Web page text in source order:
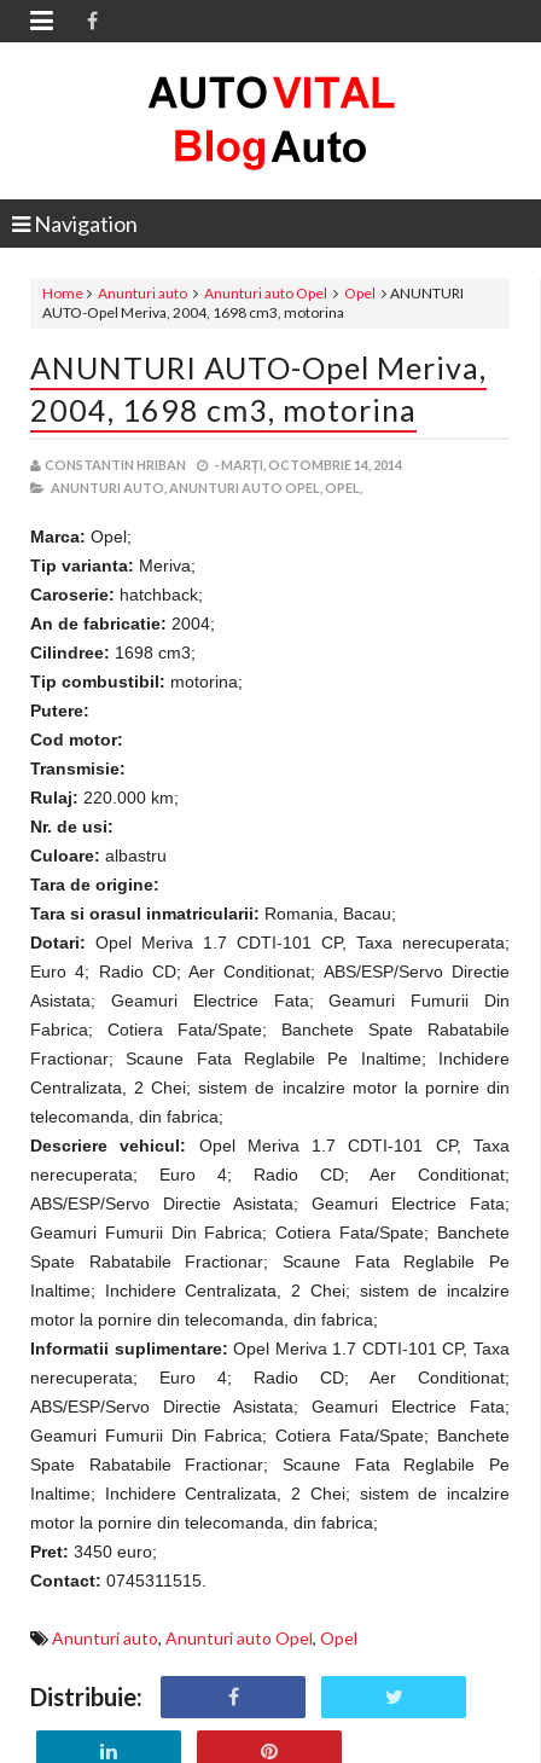

Navigation
Home Anunturi auto Anunturi auto Opel Opel
ANUNTURI
AUTO-Opel Meriva, 2004, 1698 cm3, motorina
ANUNTURI AUTO-Opel Meriva,
2004, 1698 cm3, motorina
CONSTANTIN HRIBAN -MARȚI, OCTOMBRIE 14, 2014
ANUNTURI AUTO, ANUNTURI AUTO OPEL, OPEL,
Marca: Opel;
Tip varianta: Meriva;
Caroserie: hatchback;
An de fabricatie: 2004;
Cilindree: 1698 cm3;
Tip combustibil: motorina;
Putere:
Cod motor:
Transmisie:
Rulaj: 220.000 km;
Nr. de usi:
Culoare: albastru
Tara de origine:
Tara si orasul inmatricularii: Romania, Bacau;
Dotari: Opel Meriva 1.7 CDTI-101 CP, Taxa nerecuperata;
Euro 4; Radio CD; Aer Conditionat; ABS/ESP/Servo Directie
Asistata; Geamuri Electrice Fata; Geamuri Fumurii Din
Fabrica; Cotiera Fata/Spate; Banchete Spate Rabatabile
Fractionar; Scaune Fata Reglabile Pe Inaltime; Inchidere
Centralizata, 2 Chei; sistem de incalzire motor la pornire din
telecomanda, din fabrica;
Descriere vehicul: Opel Meriva 1.7 CDTI-101 CP, Taxa
nerecuperata; Euro 4; Radio CD; Aer Conditionat;
ABS/ESP/Servo Directie Asistata; Geamuri Electrice Fata;
Geamuri Fumurii Din Fabrica; Cotiera Fata/Spate; Banchete
Spate Rabatabile Fractionar; Scaune Fata Reglabile Pe
Inaltime; Inchidere Centralizata, 2 Chei; sistem de incalzire
motor la pornire din telecomanda, din fabrica;
Informatii suplimentare:Opel Meriva 1.7 CDTI-101 CP, Taxa
nerecuperata; Euro 4; Radio CD; Aer Conditionat;
ABS/ESP/Servo Directie Asistata; Geamuri Electrice Fata;
Geamuri Fumurii Din Fabrica; Cotiera Fata/Spate; Banchete
Spate Rabatabile Fractionar; Scaune Fata Reglabile Pe
Inaltime; Inchidere Centralizata, 2 Chei; sistem de incalzire
motor la pornire din telecomanda, din fabrica;
Pret: 3450 euro;
Contact: 0745311515.
Anunturi auto, Anunturi auto Opel, Opel
Distribuie: